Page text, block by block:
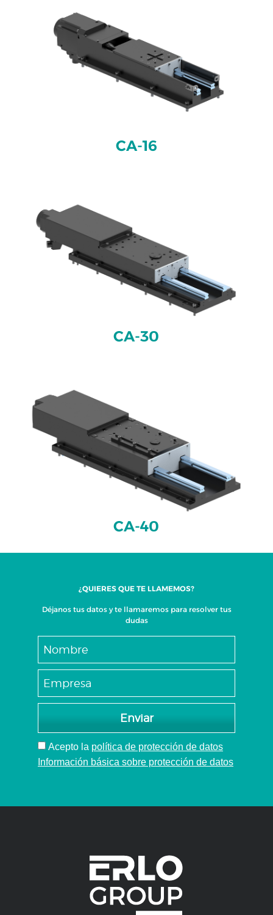
Proyectos
CA-16
CA-30
CA-40
¿QUIERES QUE TE LLAMEMOS?
Déjanos tus datos y te llamaremos para resolver tus
dudas
Enviar
Acepto la política de protección de datos
Información básica sobre protección de datos